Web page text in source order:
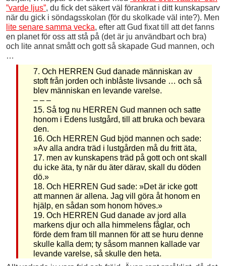
”varde ljus”, du fick det säkert väl förankrat i ditt kunskapsarv
när du gick i söndagsskolan (för du skolkade väl inte?). Men
lite senare samma vecka, efter att Gud fixat till att det fanns
en planet för oss att stå på (det är ju användbart och bra)
och lite annat smått och gott så skapade Gud mannen, och
…
7. Och HERREN Gud danade människan av
stoft från jorden och inblåste livsande … och så
blev människan en levande varelse.
– – –
15. Så tog nu HERREN Gud mannen och satte
honom i Edens lustgård, till att bruka och bevara
den.
16. Och HERREN Gud bjöd mannen och sade:
»Av alla andra träd i lustgården må du fritt äta,
17. men av kunskapens träd på gott och ont skall
du icke äta, ty när du äter därav, skall du döden
dö.»
18. Och HERREN Gud sade: »Det är icke gott
att mannen är allena. Jag vill göra åt honom en
hjälp, en sådan som honom höves.»
19. Och HERREN Gud danade av jord alla
markens djur och alla himmelens fåglar, och
förde dem fram till mannen för att se huru denne
skulle kalla dem; ty såsom mannen kallade var
levande varelse, så skulle den heta.